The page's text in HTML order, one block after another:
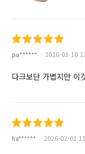
pu****** 2026-03-10
다크보단 가볍지만 이
ha****** 2026-02-01